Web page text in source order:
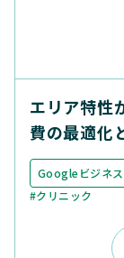
エリア特性
費の最適化
Googleビジネ
#クリニック